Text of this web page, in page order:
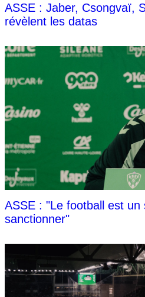
ASSE : Jaber, Csongvaï,
révèlent les datas
ASSE : "Le football est un
sanctionner"